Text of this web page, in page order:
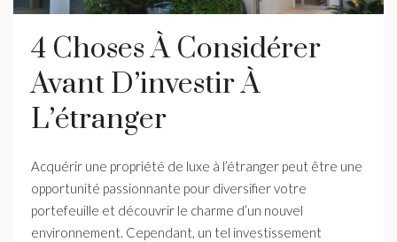
4 Choses À Considérer
Avant D’investir À
L’étranger
Acquérir une propriété de luxe à l’étranger peut être une
opportunité passionnante pour diversifier votre
portefeuille et découvrir le charme d’un nouvel
environnement. Cependant, un tel investissement